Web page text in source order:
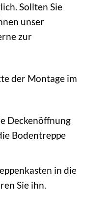
Sollten Sie
unser
zur
der Montage im
Deckenöffnung
Bodentreppe
in die
Sie ihn.